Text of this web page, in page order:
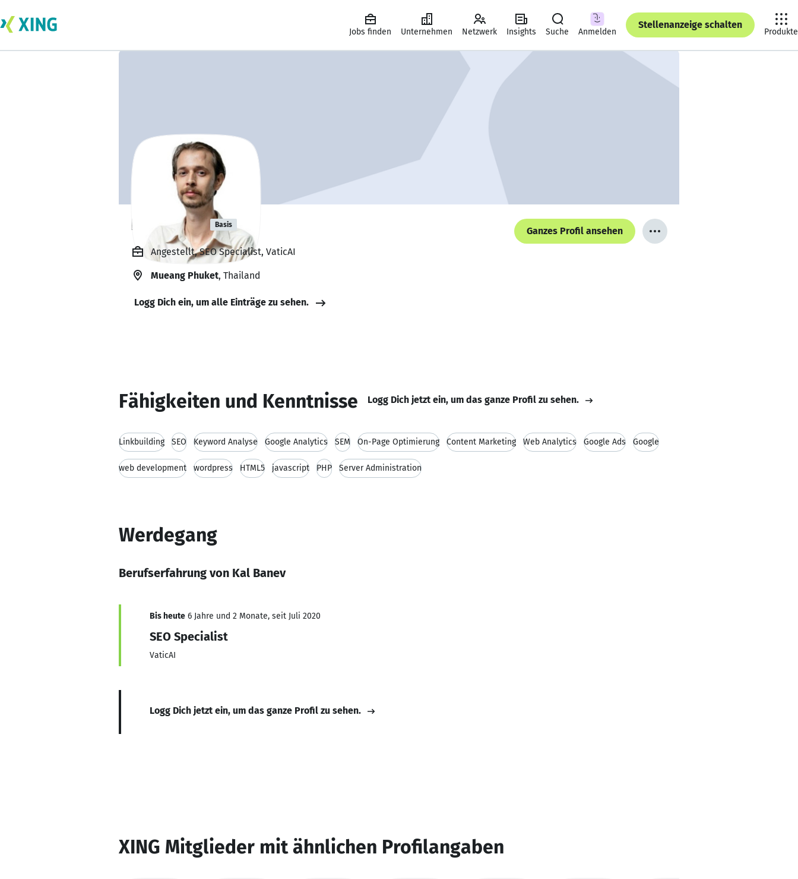
Jobs finden Unternehmen Netzwerk Insights Suche Anmelden
Stellenanzeige schalten
Produkte
Kal Banev Basis
Ganzes Profil ansehen
Angestellt, SEO Specialist, VaticAI
Mueang Phuket, Thailand
Logg Dich ein, um alle Einträge zu sehen.
Fähigkeiten und Kenntnisse Logg Dich jetzt ein, um das ganze Profil zu sehen.
Linkbuilding SEO Keyword Analyse Google Analytics SEM On-Page Optimierung Content Marketing Web Analytics Google Ads Google
web development wordpress HTML5 javascript PHP Server Administration
Werdegang
Berufserfahrung von Kal Banev
Bis heute 6 Jahre und 2 Monate, seit Juli 2020
SEO Specialist
VaticAI
Logg Dich jetzt ein, um das ganze Profil zu sehen.
XING Mitglieder mit ähnlichen Profilangaben